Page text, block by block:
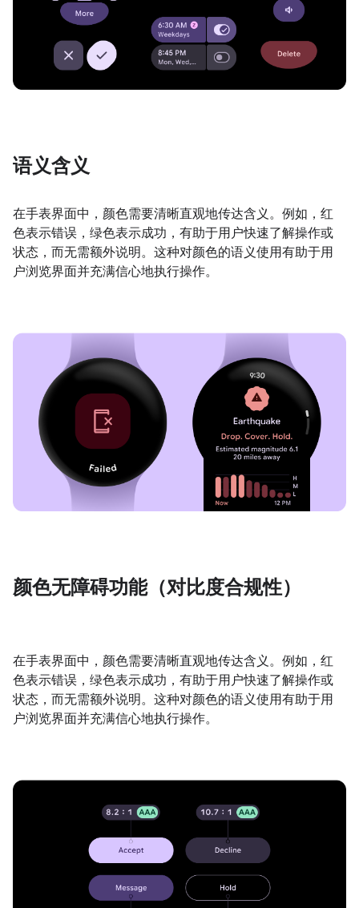
语义含义
在手表界面中，颜色需要清晰直观地传达含义。例如，红
色表示错误，绿色表示成功，有助于用户快速了解操作或
状态，而无需额外说明。这种对颜色的语义使用有助于用
户浏览界面并充满信心地执行操作。
颜色无障碍功能（对比度合规性）
在手表界面中，颜色需要清晰直观地传达含义。例如，红
色表示错误，绿色表示成功，有助于用户快速了解操作或
状态，而无需额外说明。这种对颜色的语义使用有助于用
户浏览界面并充满信心地执行操作。